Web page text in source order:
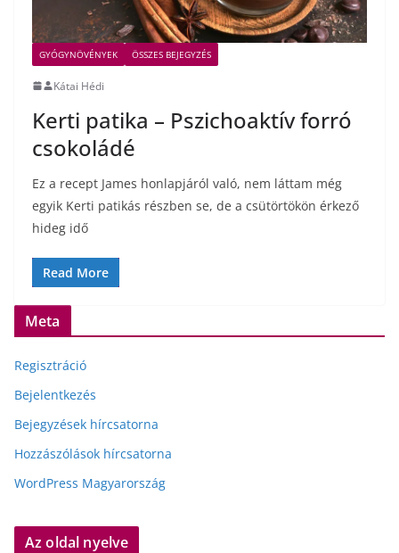
GYÓGYNÖVÉNYEK ÖSSZES BEJEGYZÉS
Kátai Hédi
Kerti patika – Pszichoaktív forró
csokoládé
Ez a recept James honlapjáról való, nem láttam még
egyik Kerti patikás részben se, de a csütörtökön érkező
hideg idő
Read More
Meta
Regisztráció
Bejelentkezés
Bejegyzések hírcsatorna
Hozzászólások hírcsatorna
WordPress Magyarország
Az oldal nyelve